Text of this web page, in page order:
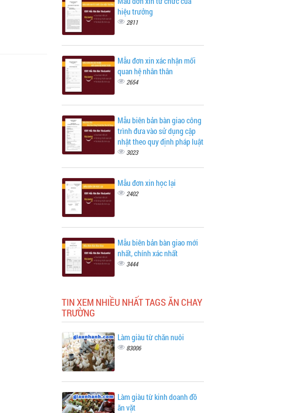
hiệu trưởng
2811
Mẫu đơn xin xác nhận mối
quan hệ nhân thân
2654
Mẫu biên bản bàn giao công
trình đưa vào sử dụng cập
nhật theo quy định pháp luật
3023
Mẫu đơn xin học lại
2402
Mẫu biên bản bàn giao mới
nhất, chính xác nhất
3444
TIN XEM NHIỀU NHẤT TAGS ĂN CHAY
TRƯỜNG
Làm giàu từ chăn nuôi
83006
Làm giàu từ kinh doanh đồ
ăn vặt